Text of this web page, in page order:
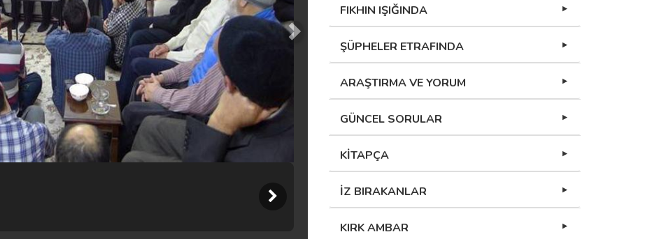
FIKHIN IŞIĞINDA
ŞÜPHELER ETRAFINDA
ARAŞTIRMA VE YORUM
GÜNCEL SORULAR
KİTAPÇA
İZ BIRAKANLAR
KIRK AMBAR